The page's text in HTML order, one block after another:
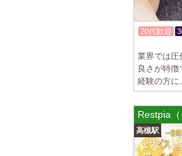
20代歓迎
業界では圧
良さが特
経験の方に…
Restpia
高槻駅